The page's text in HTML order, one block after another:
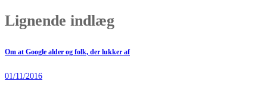
Lignende indlæg
Om at Google alder og folk, der lukker af
01/11/2016